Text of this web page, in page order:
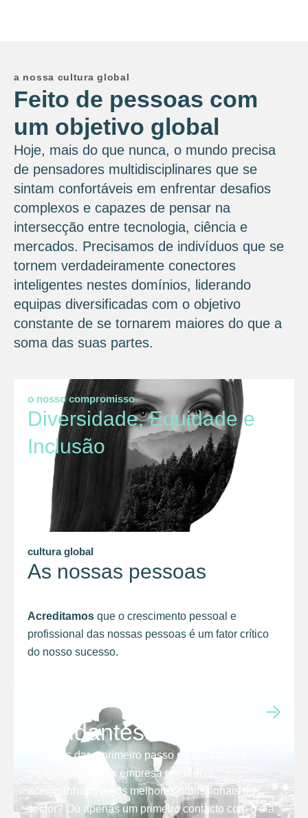
a nossa cultura global
Feito de pessoas com
um objetivo global
Hoje, mais do que nunca, o mundo precisa
de pensadores multidisciplinares que se
sintam confortáveis ​​em enfrentar desafios
complexos e capazes de pensar na
intersecção entre tecnologia, ciência e
mercados. Precisamos de indivíduos que se
tornem verdadeiramente conectores
inteligentes nestes domínios, liderando
equipas diversificadas com o objetivo
constante de se tornarem maiores do que a
soma das suas partes.
o nosso compromisso
Diversidade, Equidade e
Inclusão
cultura global
As nossas pessoas
Acreditamos que o crescimento pessoal e
profissional das nossas pessoas é um fator crítico
do nosso sucesso.
Estudantes e graduados
Procuras dar o primeiro passo na tua carreira
profissional, numa empresa referência,
acompanhado pelos melhores profissionais do
sector? Ou apenas um primeiro contacto com o dia